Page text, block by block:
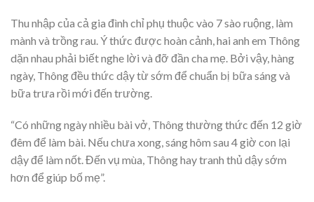
Thu nhập của cả gia đình chỉ phụ thuộc vào 7 sào ruộng, làm
mành và trồng rau. Ý thức được hoàn cảnh, hai anh em Thông
dặn nhau phải biết nghe lời và đỡ đần cha mẹ. Bởi vậy, hàng
ngày, Thông đều thức dậy từ sớm để chuẩn bị bữa sáng và
bữa trưa rồi mới đến trường.
“Có những ngày nhiều bài vở, Thông thường thức đến 12 giờ
đêm để làm bài. Nếu chưa xong, sáng hôm sau 4 giờ con lại
dậy để làm nốt. Đến vụ mùa, Thông hay tranh thủ dậy sớm
hơn để giúp bố mẹ”.